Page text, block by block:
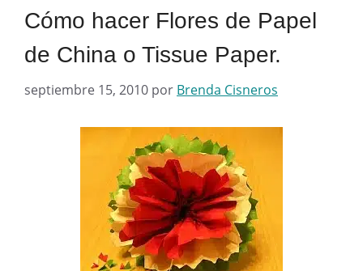
Cómo hacer Flores de Papel
de China o Tissue Paper.
septiembre 15, 2010 por Brenda Cisneros